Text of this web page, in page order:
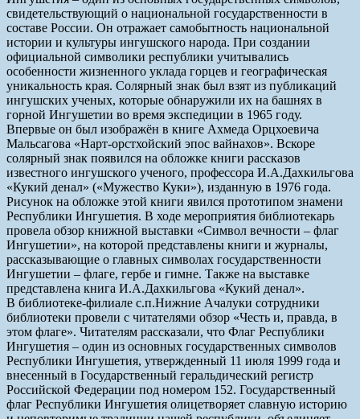
свидетельствующий о национальной государственности в
составе России. Он отражает самобытность национальной
истории и культуры ингушского народа. При создании
официальной символики республики учитывались
особенности жизненного уклада горцев и географическая
уникальность края. Солярный знак был взят из публикаций
ингушских ученых, которые обнаружили их на башнях в
горной Ингушетии во время экспедиции в 1965 году.
Впервые он был изображён в книге Ахмеда Орцхоевича
Мальсагова «Нарт-орстхойский эпос вайнахов». Вскоре
солярный знак появился на обложке книги рассказов
известного ингушского ученого, профессора И.А.Дахкильгова
«Кукий денал» («Мужество Куки»), изданную в 1976 года.
Рисунок на обложке этой книги явился прототипом знамени
Республики Ингушетия. В ходе мероприятия библиотекарь
провела обзор книжной выставки «Символ вечности – флаг
Ингушетии», на которой представлены книги и журналы,
рассказывающие о главных символах государственности
Ингушетии – флаге, гербе и гимне. Также на выставке
представлена книга И.А.Дахкильгова «Кукий денал».
В библиотеке-филиале с.п.Нижние Ачалуки сотрудники
библиотеки провели с читателями обзор «Честь и, правда, в
этом флаге». Читателям рассказали, что Флаг Республики
Ингушетия – один из основных государственных символов
Республики Ингушетия, утвержденный 11 июля 1999 года и
внесенный в Государственный геральдический регистр
Российской Федерации под номером 152. Государственный
флаг Республики Ингушетия олицетворяет славную историю